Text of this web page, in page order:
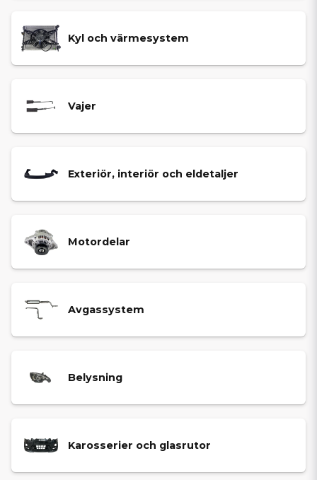
Kyl och värmesystem
Vajer
Exteriör, interiör och eldetaljer
Motordelar
Avgassystem
Belysning
Karosserier och glasrutor